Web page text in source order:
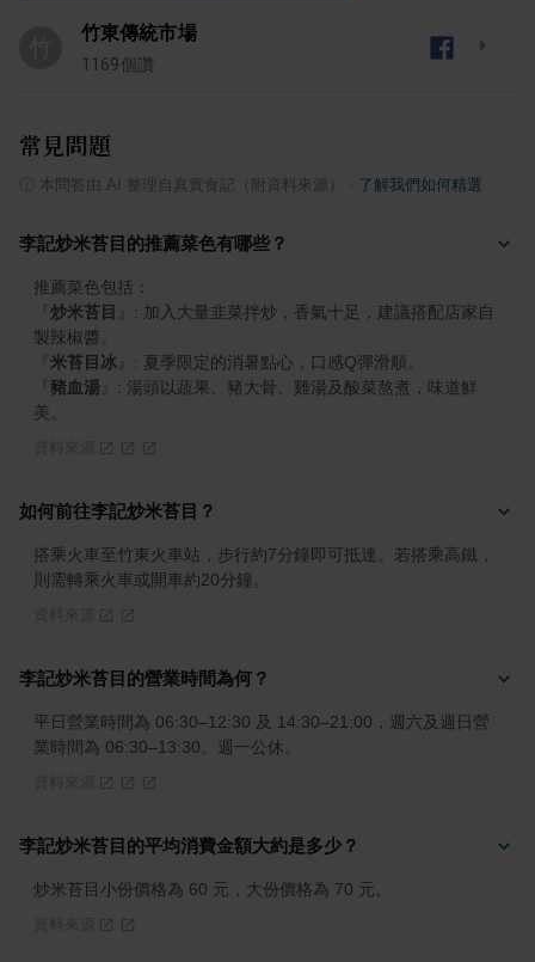
竹東傳統市場
1169個讚
常見問題
本問答由 AI 整理自真實食記（附資料來源） 了解我們如何精選
李記炒米苔目的推薦菜色有哪些？
炒米苔目
: 加入大量韭菜拌炒，香氣十足，建議搭配店家自
米苔目冰
豬血湯
: 湯頭以蔬果、豬大骨、雞湯及酸菜熬煮，味道鮮
美。
如何前往李記炒米苔目？
搭乘火車至竹東火車站，步行約7分鐘即可抵達。若搭乘高鐵，
則需轉乘火車或開車約20分鐘。
李記炒米苔目的營業時間為何？
平日營業時間為 06:30–12:30 及 14:30–21:00，週六及週日營
業時間為 06:30–13:30。週一公休。
李記炒米苔目的平均消費金額大約是多少？
炒米苔目小份價格為 60 元，大份價格為 70 元。